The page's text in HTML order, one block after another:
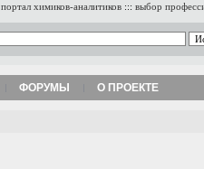
портал химиков-аналитиков ::: выбор
ФОРУМЫ О ПРОЕКТЕ